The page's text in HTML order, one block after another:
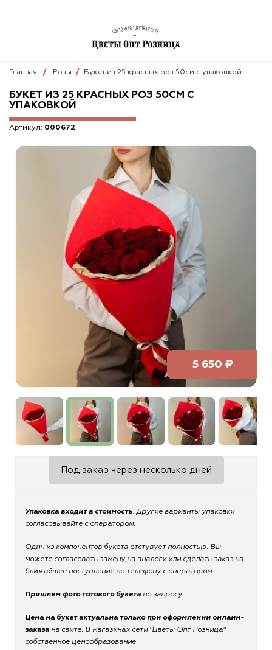
Главная Розы Букет из 25 красных роз 50см с упаковкой
БУКЕТ ИЗ 25 КРАСНЫХ РОЗ 50СМ С
УПАКОВКОЙ
Артикул: 000672
5 650 ₽
Упаковка входит в стоимость. Другие варианты упаковки
согласовывайте с оператором.
Один из компонентов букета отстувует полностью. Вы
можете согласовать замену на аналоги или сделать заказ на
ближайшее поступление по телефону с оператором.
Пришлем фото готового букета по запросу.
Цена на букет актуальна только при оформлении онлайн-
заказа на сайте. В магазинах сети "Цветы Опт Розница"
собственное ценообразование.
Под заказ через несколько дней